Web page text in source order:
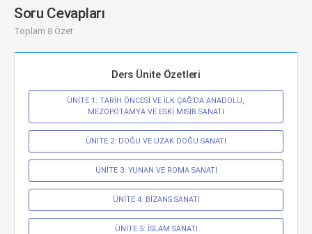
Soru Cevapları
Toplam 8 Özet
Ders Ünite Özetleri
ÜNİTE 1: TARİH ÖNCESİ VE İLK ÇAĞ’DA ANADOLU,
MEZOPOTAMYA VE ESKİ MISIR SANATI
ÜNİTE 2: DOĞU VE UZAK DOĞU SANATI
ÜNİTE 3: YUNAN VE ROMA SANATI
ÜNİTE 4: BİZANS SANATI
ÜNİTE 5: İSLAM SANATI